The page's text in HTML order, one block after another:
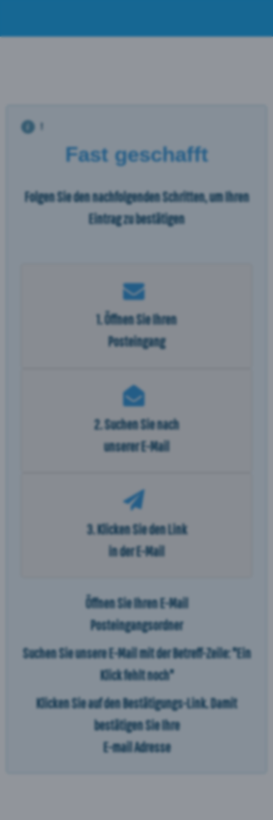
Fast geschafft
Folgen Sie den nachfolgenden Schritten, um Ihren
Eintrag zu bestätigen
1. Öffnen Sie Ihren
Posteingang
2. Suchen Sie nach
unserer E-Mail
3. Klicken Sie den Link
in der E-Mail
Öffnen Sie Ihren E-Mail
Posteingangsordner
Suchen Sie unsere E-Mail mit der Betreff-Zeile: "Ein
Klick fehlt noch"
Klicken Sie auf den Bestätigungs-Link. Damit
bestätigen Sie Ihre
E-mail Adresse